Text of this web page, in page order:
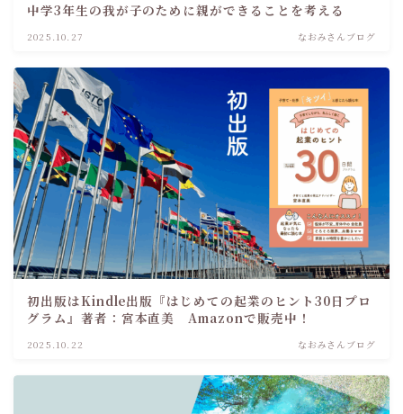
中学3年生の我が子のために親ができることを考える
2025.10.27 なおみさんブログ
初出版はKindle出版『はじめての起業のヒント30日プロ
グラム』著者：宮本直美 Amazonで販売中！
2025.10.22 なおみさんブログ